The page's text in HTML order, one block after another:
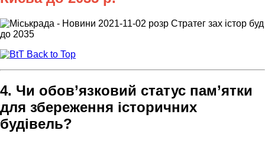
Back to Top
4. Чи обов’язковий статус пам’ятки
для збереження історичних
будівель?